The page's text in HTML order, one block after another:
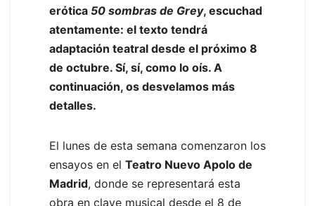
erótica 50 sombras de Grey, escuchad
atentamente: el texto tendrá
adaptación teatral desde el próximo 8
de octubre. Sí, sí, como lo oís. A
continuación, os desvelamos más
detalles.
El lunes de esta semana comenzaron los
ensayos en el Teatro Nuevo Apolo de
Madrid, donde se representará esta
obra en clave musical desde el 8 de